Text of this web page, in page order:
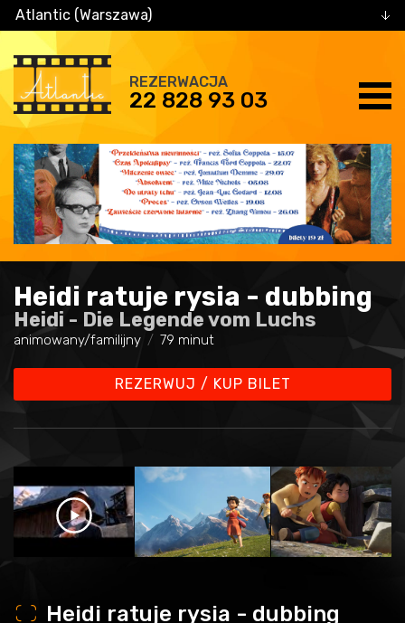
Atlantic (Warszawa)
REZERWACJA
22 828 93 03
Heidi ratuje rysia - dubbing
Heidi - Die Legende vom Luchs
animowany/familijny 79 minut
REZERWUJ / KUP BILET
o Heidi ratuje rysia - dubbing